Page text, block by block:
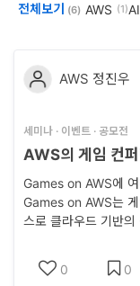
워
버
전체보기 (6) AWS (1)AI
AWS 정진우
세미나 · 이벤트 · 공모전
Games on AWS에
Games on AWS는
스로 클라우드 기반
는 대한민국 게임의
Games의 폭넓은 포
0 0